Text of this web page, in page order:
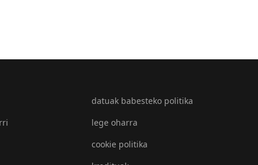
datuak babesteko politika
lege oharra
cookie politika